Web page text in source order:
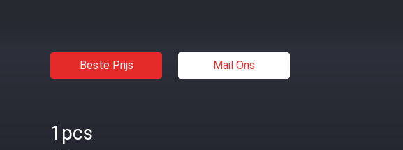
Beste Prijs Mail Ons
1pcs